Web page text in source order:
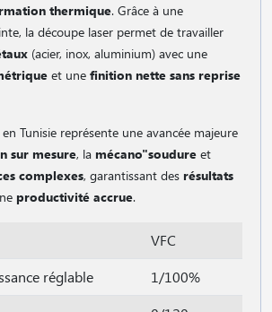
thermique. Grâce à une
la découpe laser permet de travailler
(acier, inox, aluminium) avec une
et une finition nette sans reprise
Tunisie représente une avancée majeure
sur mesure, la mécano"soudure et
complexes, garantissant des résultats
productivité accrue.
VFC
réglable
1/100%